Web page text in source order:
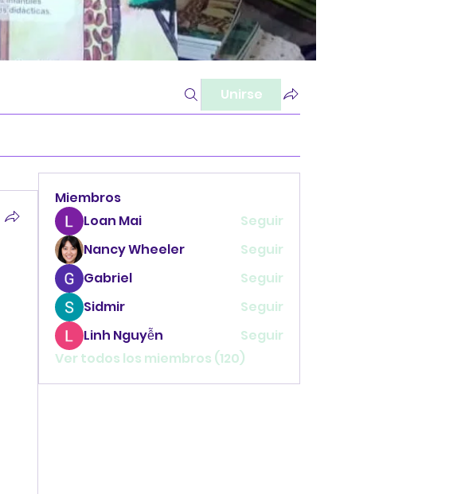
Unirse
Miembros
Loan Mai
Seguir
Nancy Wheeler
Seguir
Gabriel
Seguir
Sidmir
Seguir
Linh Nguyễn
Seguir
Ver todos los miembros (120)